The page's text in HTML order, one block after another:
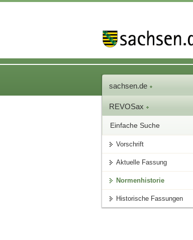
sachsen.de
REVOSax
Einfache Suche
Vorschrift
Aktuelle Fassung
Normenhistorie
Historische Fassungen